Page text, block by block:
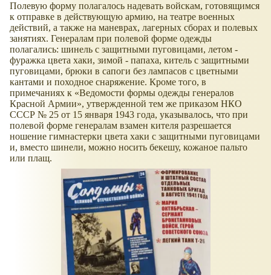
Полевую форму полагалось надевать войскам, готовящимся
к отправке в действующую армию, на театре военных
действий, а также на маневрах, лагерных сборах и полевых
занятиях. Генералам при полевой форме одежды
полагались: шинель с защитными пуговицами, летом -
фуражка цвета хаки, зимой - папаха, китель с защитными
пуговицами, брюки в сапоги без лампасов с цветными
кантами и походное снаряжение. Кроме того, в
примечаниях к
Ведомости формы одежды генералов
Красной Армии , утвержденной тем же приказом НКО
СССР № 25 от 15 января 1943 года, указывалось, что при
полевой форме генералам взамен кителя разрешается
ношение гимнастерки цвета хаки с защитными пуговицами
и, вместо шинели, можно носить бекешу, кожаное пальто
или плащ.